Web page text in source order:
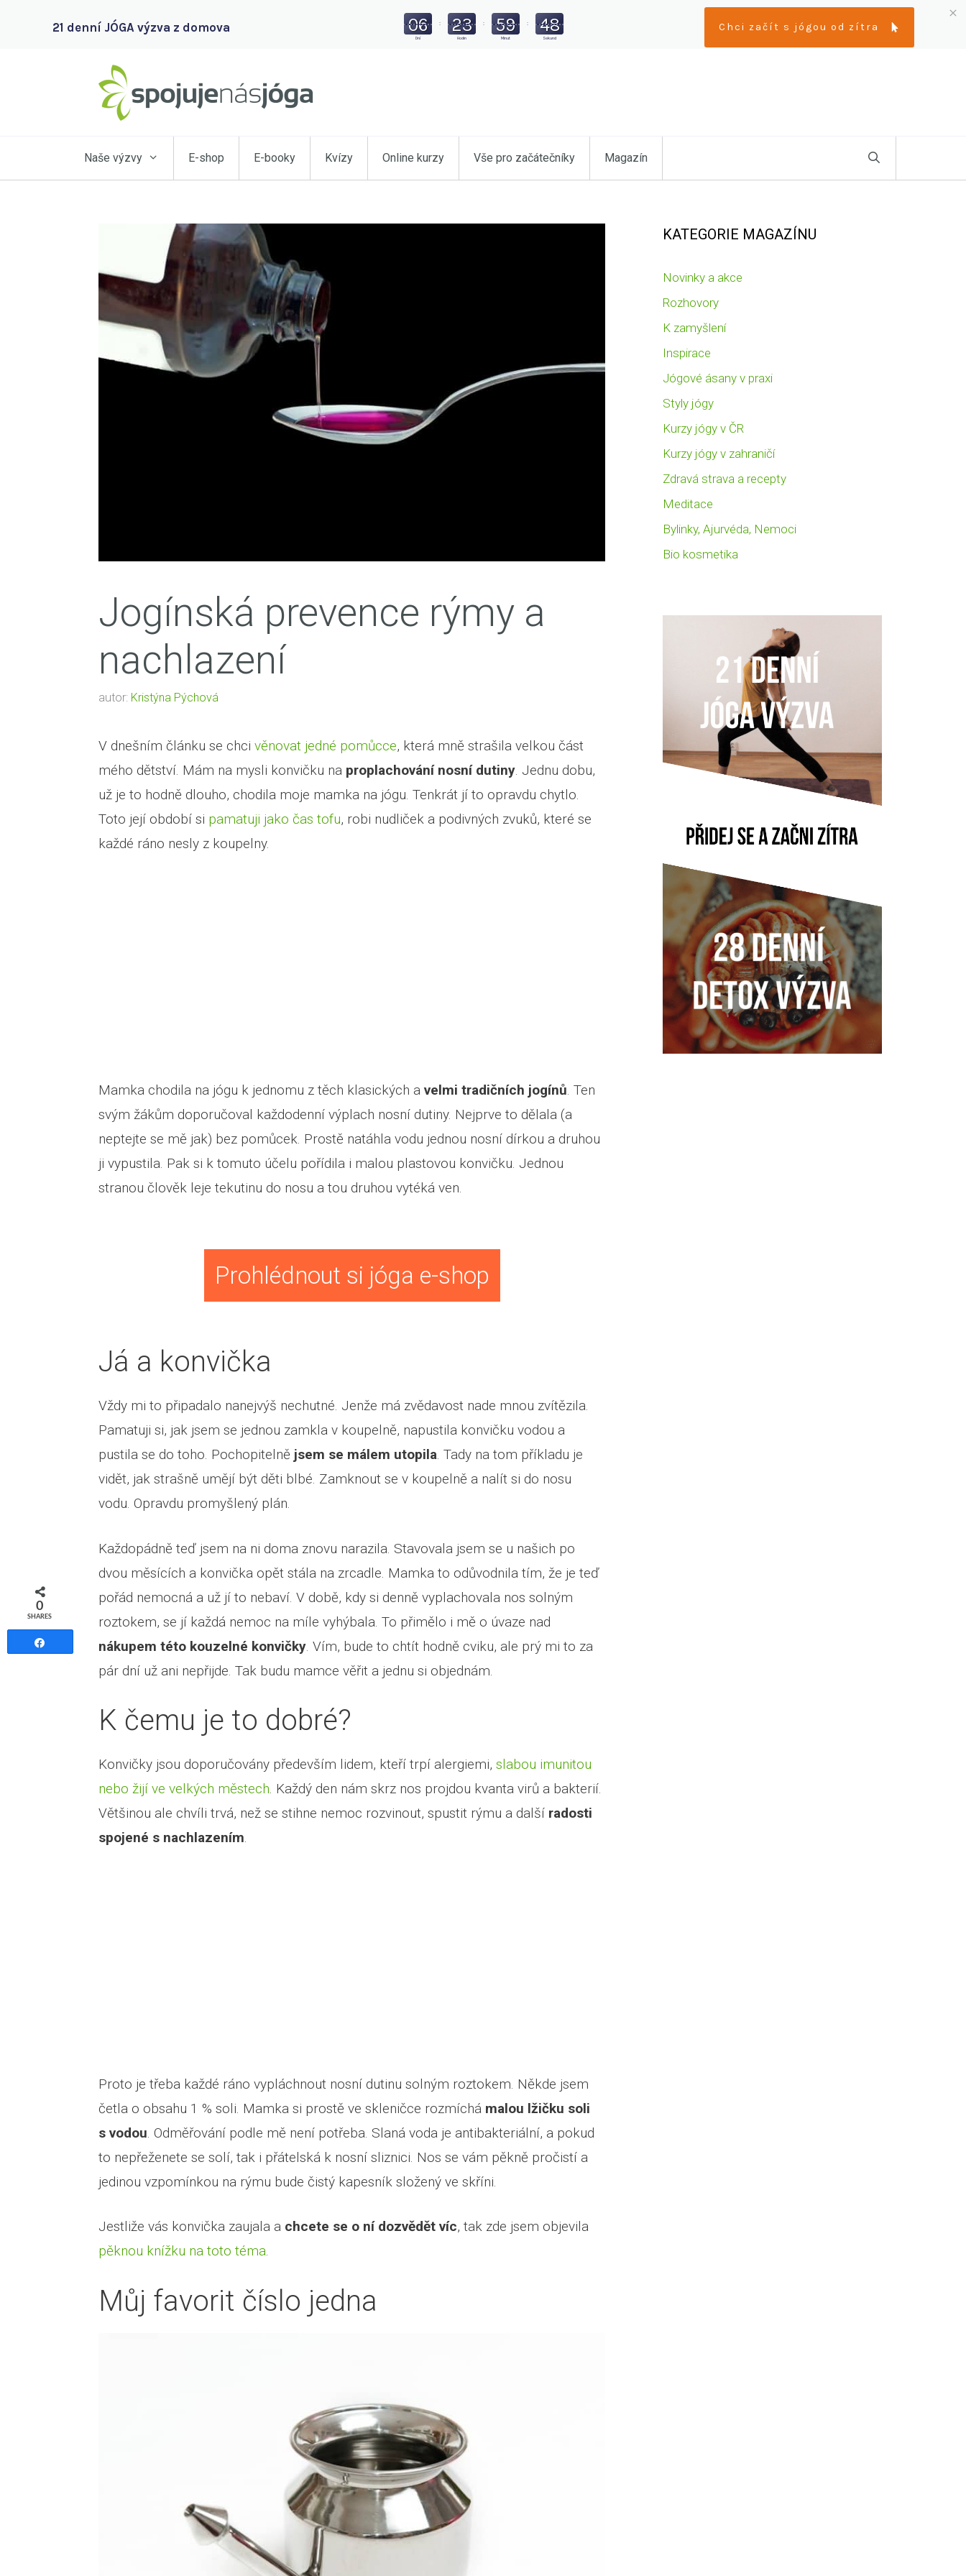
Naše výzvy E-shop E-booky Kvízy Online kurzy Vše pro začátečníky Magazín
Jogínská prevence rýmy a
nachlazení
autor: Kristýna Pýchová
V dnešním článku se chci věnovat jedné pomůcce, která mně strašila velkou část
mého dětství. Mám na mysli konvičku na proplachování nosní dutiny. Jednu dobu,
už je to hodně dlouho, chodila moje mamka na jógu. Tenkrát jí to opravdu chytlo.
Toto její období si pamatuji jako čas tofu, robi nudliček a podivných zvuků, které se
každé ráno nesly z koupelny.
Mamka chodila na jógu k jednomu z těch klasických a velmi tradičních jogínů . Ten
svým žákům doporučoval každodenní výplach nosní dutiny. Nejprve to dělala (a
neptejte se mě jak) bez pomůcek. Prostě natáhla vodu jednou nosní dírkou a druhou
ji vypustila. Pak si k tomuto účelu pořídila i malou plastovou konvičku. Jednou
stranou člověk leje tekutinu do nosu a tou druhou vytéká ven.
Prohlédnout si jóga e-shop
Já a konvička
Vždy mi to připadalo nanejvýš nechutné. Jenže má zvědavost nade mnou zvítězila.
Pamatuji si, jak jsem se jednou zamkla v koupelně, napustila konvičku vodou a
pustila se do toho. Pochopitelně jsem se málem utopila. Tady na tom příkladu je
vidět, jak strašně umějí být děti blbé. Zamknout se v koupelně a nalít si do nosu
vodu. Opravdu promyšlený plán.
Každopádně teď jsem na ni doma znovu narazila. Stavovala jsem se u našich po
dvou měsících a konvička opět stála na zrcadle. Mamka to odůvodnila tím, že je teď
pořád nemocná a už jí to nebaví. V době, kdy si denně vyplachovala nos solným
roztokem, se jí každá nemoc na míle vyhýbala. To přimělo i mě o úvaze nad
nákupem této kouzelné konvičky . Vím, bude to chtít hodně cviku, ale prý mi to za
pár dní už ani nepřijde. Tak budu mamce věřit a jednu si objednám.
K čemu je to dobré?
Konvičky jsou doporučovány především lidem, kteří trpí alergiemi, slabou imunitou
nebo žijí ve velkých městech. Každý den nám skrz nos projdou kvanta virů a bakterií.
Většinou ale chvíli trvá, než se stihne nemoc rozvinout, spustit rýmu a další radosti
spojené s nachlazením.
Proto je třeba každé ráno vypláchnout nosní dutinu solným roztokem. Někde jsem
četla o obsahu 1 % soli. Mamka si prostě ve skleničce rozmíchá malou lžičku soli
s vodou . Odměřování podle mě není potřeba. Slaná voda je antibakteriální, a pokud
to nepřeženete se solí, tak i přátelská k nosní sliznici. Nos se vám pěkně pročistí a
jedinou vzpomínkou na rýmu bude čistý kapesník složený ve skříni.
Jestliže vás konvička zaujala a chcete se o ní dozvědět víc, tak zde jsem objevila
pěknou knížku na toto téma.
Můj favorit číslo jedna
KATEGORIE MAGAZÍNU
Novinky a akce
Rozhovory
K zamyšlení
Inspirace
Jógové ásany v praxi
Styly jógy
Kurzy jógy v ČR
Kurzy jógy v zahraničí
Zdravá strava a recepty
Meditace
Bylinky, Ajurvéda, Nemoci
Bio kosmetika
0
SHARES
21 denní JÓGA výzva z domova 06
Dní
: 23
Hodin
: 59
Minut
: 47
Sekund
Chci začít s jógou od zítra